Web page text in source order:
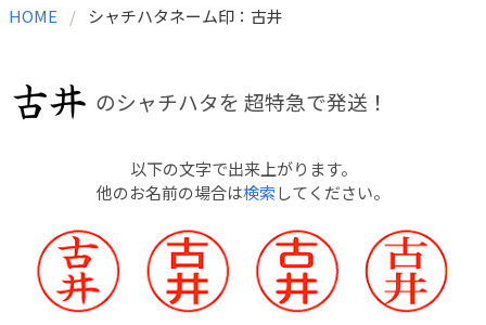
HOME シャチハタネーム印：古井
のシャチハタを 超特急で発送！
以下の文字で出来上がります。
他のお名前の場合は検索してください。